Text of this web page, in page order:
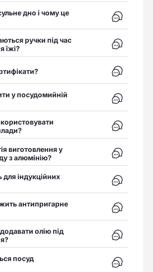
дно і чому це
Відкрити
ручки під час
їжі?
Відкрити
Відкрити
у посудомийній
Відкрити
Відкрити
виготовлення у
з алюмінію?
Відкрити
для індукційних
Відкрити
антипригарне
Відкрити
олію під
Відкрити
посуд
Відкрити